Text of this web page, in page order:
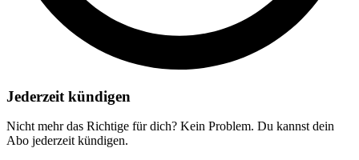
Jederzeit kündigen
Nicht mehr das Richtige für dich? Kein Problem. Du kannst dein
Abo jederzeit kündigen.